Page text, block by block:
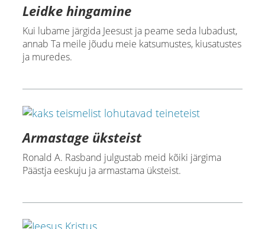
Leidke hingamine
Kui lubame järgida Jeesust ja peame seda lubadust,
annab Ta meile jõudu meie katsumustes, kiusatustes
ja muredes.
Armastage üksteist
Ronald A. Rasband julgustab meid kõiki järgima
Päästja eeskuju ja armastama üksteist.